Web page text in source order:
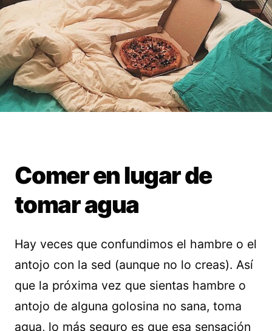
Comer en lugar de
tomar agua
Hay veces que confundimos el hambre o el
antojo con la sed (aunque no lo creas). Así
que la próxima vez que sientas hambre o
antojo de alguna golosina no sana, toma
agua, lo más seguro es que esa sensación